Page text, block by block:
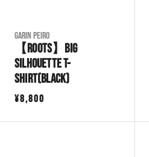
Garin Peiro
【ROOTS】Big
Silhouette T-
shirt(Black)
¥8,800